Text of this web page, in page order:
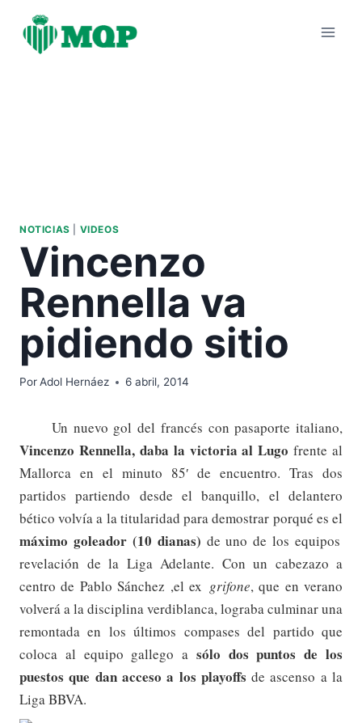
contenido
NOTICIAS VIDEOS
Vincenzo
Rennella va
pidiendo sitio
PorAdol Hernáez 6 abril, 2014
Un nuevo gol del francés con pasaporte italiano,
Vincenzo Rennella, daba la victoria al Lugo frente al
Mallorca en el minuto 85′ de encuentro. Tras dos
partidos partiendo desde el banquillo, el delantero
bético volvía a la titularidad para demostrar porqué es el
máximo goleador (10 dianas) de uno de los equipos
revelación de la Liga Adelante. Con un cabezazo a
centro de Pablo Sánchez ,el ex grifone, que en verano
volverá a la disciplina verdiblanca, lograba culminar una
remontada en los últimos compases del partido que
coloca al equipo gallego a sólo dos puntos de los
puestos que dan acceso a los playoffs de ascenso a la
Liga BBVA.